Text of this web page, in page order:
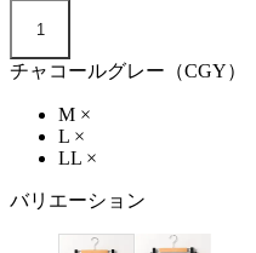
1
チャコールグレー（CGY）
M ×
L ×
LL ×
バリエーション